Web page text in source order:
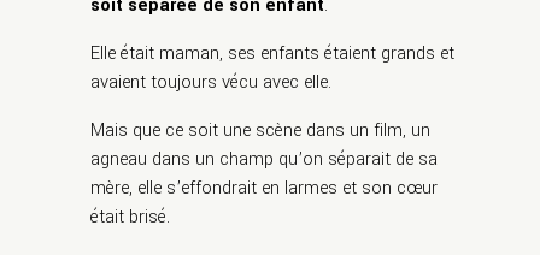
soit séparée de son enfant.
Elle était maman, ses enfants étaient grands et
avaient toujours vécu avec elle.
Mais que ce soit une scène dans un film, un
agneau dans un champ qu’on séparait de sa
mère, elle s’effondrait en larmes et son cœur
était brisé.